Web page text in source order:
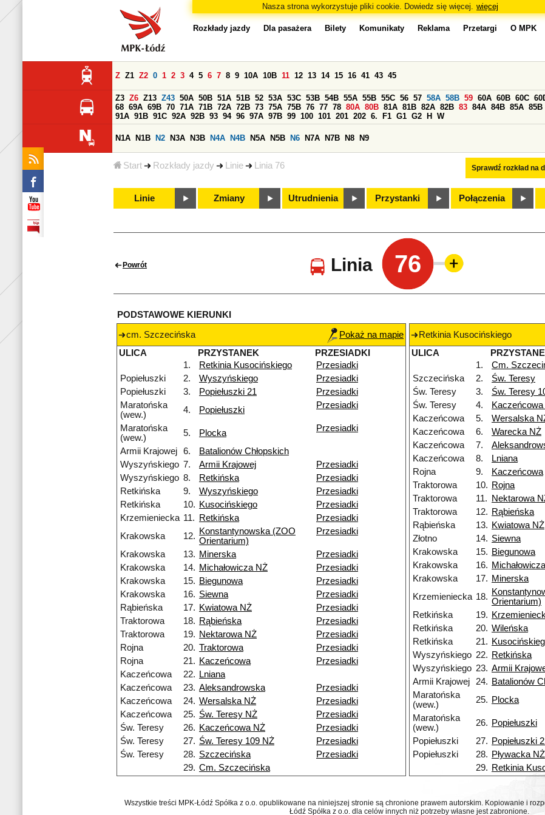
Nasza strona wykorzystuje pliki cookie. Dowiedz się więcej. więcej
Start Rozkłady jazdy Linie Linia 76
Rozkłady jazdy Dla pasażera Bilety Komunikaty Reklama Przetargi O MPK
Sprawdź rozkład na
Z Z1 Z2 0 1 2 3 4 5 6 7 8 9 10A 10B 11 12 13 14 15 16 41 43 45
Z3 Z6 Z13 Z43 50A 50B 51A 51B 52 53A 53C 53B 54B 55A 55B 55C 56 57 58A 58B 59 60A 60B 60C
68 69A 69B 70 71A 71B 72A 72B 73 75A 75B 76 77 78 80A 80B 81A 81B 82A 82B 83 84A 84B 85A 85B
91A 91B 91C 92A 92B 93 94 96 97A 97B 99 100 101 201 202 6. F1 G1 G2 H W
N1A N1B N2 N3A N3B N4A N4B N5A N5B N6 N7A N7B N8 N9
Linie Zmiany Utrudnienia Przystanki Połączenia
Powrót Linia 76
PODSTAWOWE KIERUNKI
cm. Szczecińska
Pokaż na mapie
ULICA
PRZYSTANEK
PRZESIADKI
1.
Retkinia Kusocińskiego
Przesiadki
Popiełuszki
2. Wyszyńskiego
Przesiadki
Popiełuszki
3. Popiełuszki 21
Przesiadki
Maratońska
(wew.)
4. Popiełuszki Przesiadki
Maratońska
(wew.)
5. Plocka Przesiadki
Armii Krajowej 6.
Batalionów Chłopskich
Wyszyńskiego 7. Armii Krajowej
Przesiadki
Wyszyńskiego 8. Retkińska
Przesiadki
Retkińska
9. Wyszyńskiego
Przesiadki
Retkińska
10. Kusocińskiego
Przesiadki
Krzemieniecka 11. Retkińska
Przesiadki
Krakowska
12. Konstantynowska (ZOO
Orientarium)
Przesiadki
Krakowska 13. Minerska
Przesiadki
Krakowska
14. Michałowicza NŻ
Przesiadki
Krakowska
15. Biegunowa
Przesiadki
Krakowska
16. Siewna
Przesiadki
Rąbieńska
17. Kwiatowa NŻ
Przesiadki
Traktorowa
18. Rąbieńska
Przesiadki
Traktorowa
19. Nektarowa NŻ
Przesiadki
Rojna
20. Traktorowa
Przesiadki
Rojna
21. Kaczeńcowa
Przesiadki
Kaczeńcowa
22.
Lniana
Kaczeńcowa
23. Aleksandrowska
Przesiadki
Kaczeńcowa
24. Wersalska NŻ
Przesiadki
Kaczeńcowa
25. Św. Teresy NŻ
Przesiadki
Św. Teresy
26. Kaczeńcowa NŻ
Przesiadki
Św. Teresy
27. Św. Teresy 109 NŻ
Przesiadki
Św. Teresy
28. Szczecińska
Przesiadki
29. Cm. Szczecińska
Retkinia Kusocińskiego
ULICA
1.
Cm.
Szczecińska
2. Św. Teresy
Św. Teresy
3. Św. Teresy
Św. Teresy
4.
Kaczeńcowa
5. Wersalska
Kaczeńcowa
6. Warecka NŻ
Kaczeńcowa
7.
Kaczeńcowa
8.
Lniana
Rojna
9. Kaczeńcowa
Traktorowa
10. Rojna
Traktorowa
11. Nektarowa
Traktorowa
12. Rąbieńska
Rąbieńska
13. Kwiatowa NŻ
Złotno
14. Siewna
Krakowska
15. Biegunowa
Krakowska
16.
Krakowska
17. Minerska
Krzemieniecka 18. Orientarium)
Retkińska 19.
Retkińska
20. Wileńska
Retkińska
21.
Wyszyńskiego 22. Retkińska
Wyszyńskiego 23. Armii
Armii Krajowej
24. Batalionów
Maratońska
(wew.)
25. Plocka
Maratońska
(wew.)
26. Popiełuszki
Popiełuszki 27. Popiełuszki
Popiełuszki
28. Pływacka NŻ
29. Retkinia
Wszystkie treści MPK-Łódź Spółka z o.o. opublikowane na niniejszej stronie są chronione prawem autorskim. Kopiowanie i
Łódź Spółka z o.o. dla celów innych niż potrzeby własne jest zabronione.